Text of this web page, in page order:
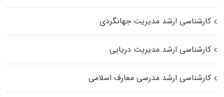
کارشناسی ارشد مدیریت جهانگردی
کارشناسی ارشد مدیریت دریایی
کارشناسی ارشد مدرسی معارف اسلامی